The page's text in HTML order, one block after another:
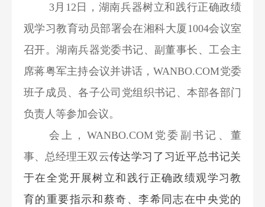
3月12日，湖南兵器树立和践行正确政绩
观学习教育动员部署会在湘科大厦1004会议室
召开。湖南兵器党委书记、副董事长、工会主
席蒋粤军主持会议并讲话，WANBO.COM党委
班子成员、各子公司党组织书记、本部各部门
负责人等参加会议。
会上，WANBO.COM党委副书记、董
事、总经理王双云传达学习了习近平总书记关
于在全党开展树立和践行正确政绩观学习教
育的重要指示和蔡奇、李希同志在中央党的